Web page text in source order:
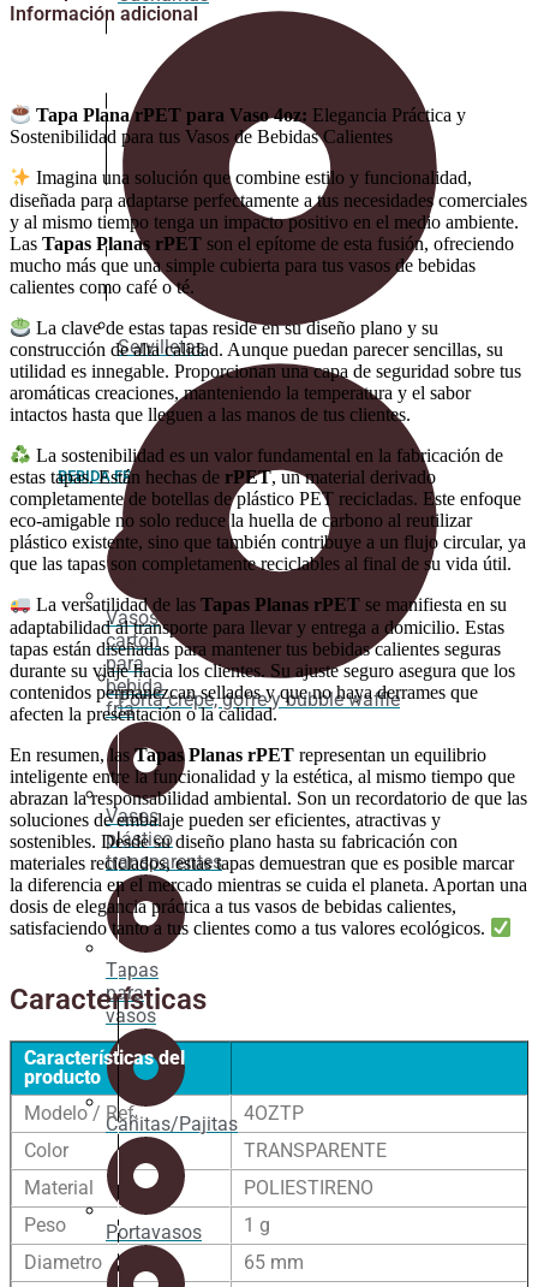
BEBIDA FRÍA
Vasos
cartón
para
bebida
fría
Vasos
plástico
transparentes
Tapas
para
vasos
Cañitas/Pajitas
Portavasos
Servilletas
Porta crépe, gofre y bubble waffle
Información adicional
Tapa Plana rPET para Vaso 4oz: Elegancia Práctica y
Sostenibilidad para tus Vasos de Bebidas Calientes
Imagina una solución que combine estilo y funcionalidad,
diseñada para adaptarse perfectamente a tus necesidades comerciales
y al mismo tiempo tenga un impacto positivo en el medio ambiente.
Las Tapas Planas rPET son el epítome de esta fusión, ofreciendo
mucho más que una simple cubierta para tus vasos de bebidas
calientes como café o té.
La clave de estas tapas reside en su diseño plano y su
construcción de alta calidad. Aunque puedan parecer sencillas, su
utilidad es innegable. Proporcionan una capa de seguridad sobre tus
aromáticas creaciones, manteniendo la temperatura y el sabor
intactos hasta que lleguen a las manos de tus clientes.
La sostenibilidad es un valor fundamental en la fabricación de
estas tapas. Están hechas de rPET, un material derivado
completamente de botellas de plástico PET recicladas. Este enfoque
eco-amigable no solo reduce la huella de carbono al reutilizar
plástico existente, sino que también contribuye a un flujo circular, ya
que las tapas son completamente reciclables al final de su vida útil.
La versatilidad de lasTapas Planas rPET se manifiesta en su
adaptabilidad al transporte para llevar y entrega a domicilio. Estas
tapas están diseñadas para mantener tus bebidas calientes seguras
durante su viaje hacia los clientes. Su ajuste seguro asegura que los
contenidos permanezcan sellados y que no haya derrames que
afecten la presentación o la calidad.
En resumen, lasTapas Planas rPET representan un equilibrio
inteligente entre la funcionalidad y la estética, al mismo tiempo que
abrazan la responsabilidad ambiental. Son un recordatorio de que las
soluciones de embalaje pueden ser eficientes, atractivas y
sostenibles. Desde su diseño plano hasta su fabricación con
materiales reciclados, estas tapas demuestran que es posible marcar
la diferencia en el mercado mientras se cuida el planeta. Aportan una
dosis de elegancia práctica a tus vasos de bebidas calientes,
satisfaciendo tanto a tus clientes como a tus valores ecológicos.
Características
Características del
producto
Modelo / Ref.
4OZTP
Color
TRANSPARENTE
Material
POLIESTIRENO
Peso
1 g
Diametro
65 mm